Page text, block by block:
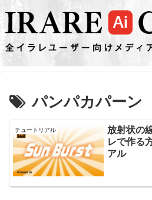
パンパカパーン
チュートリアル
放射状の
レで作る
アル